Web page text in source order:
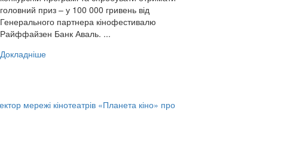
головний приз – у 100 000 гривень від
Генерального партнера кінофестивалю
Райффайзен Банк Аваль. ...
Докладніше